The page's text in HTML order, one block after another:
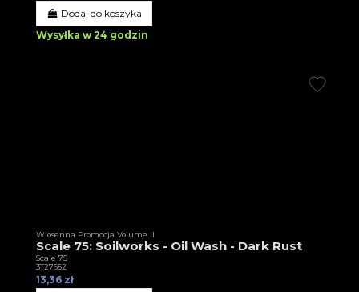
Dodaj do koszyka
Wysyłka w 24 godzin
Wiosenna Promocja Volume II
Scale 75: Soilworks - Oil Wash - Dark Rust
Scale 75
3T27652
13,36 zł